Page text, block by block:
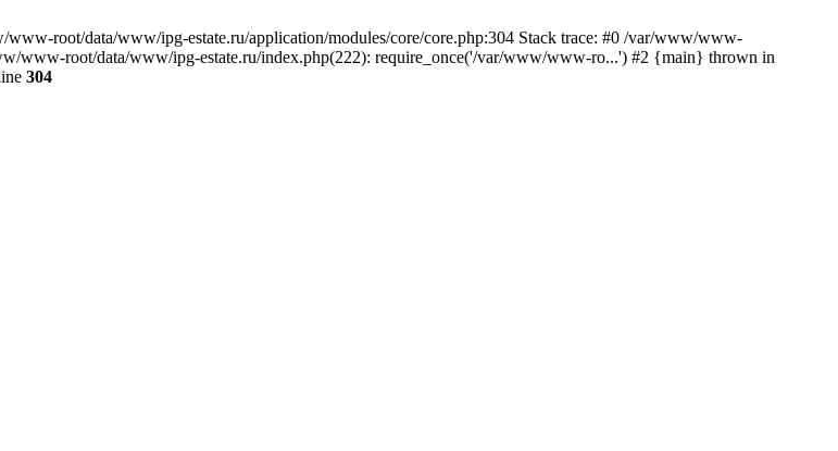
root/data/www/ipg-estate.ru/application/modules/core/core.php:304 Stack trace: #0 /var/www/www-
www-root/data/www/ipg-estate.ru/index.php(222): require_once('/var/www/www-ro...') #2 {main} thrown in
304